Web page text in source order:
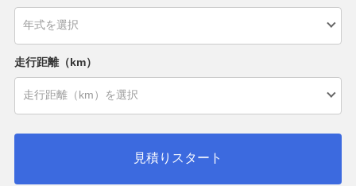
走行距離（km）
見積りスタート